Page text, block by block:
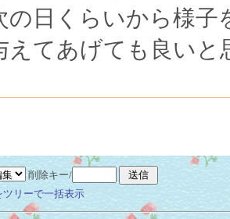
の日くらいから様子
えてあげても良いと
削除キー/
ツリーで一括表示